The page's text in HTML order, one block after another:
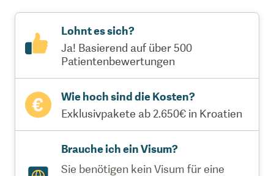
Lohnt es sich?
Ja! Basierend auf über 500
Patientenbewertungen
Wie hoch sind die Kosten?
Exklusivpakete ab 2.650€ in Kroatien
Brauche ich ein Visum?
Sie benötigen kein Visum für eine